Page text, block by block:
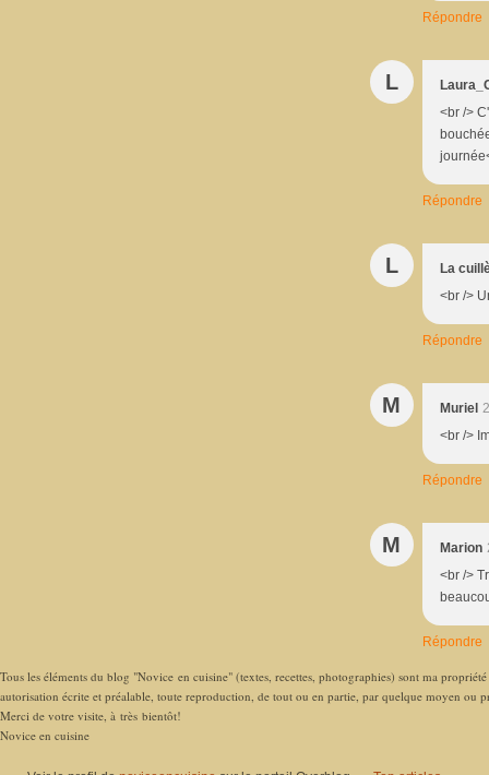
Répondre
L
<br />
Répondre
L
La
<br />
Répondre
M Muriel
<br />
Répondre
M Marion
<br />
Répondre
Tous les éléments du blog "Novice en cuisine" (textes, recettes, photographies) sont ma
autorisation écrite et préalable, toute reproduction, de tout ou en partie, par quelque moyen ou
Merci de votre visite, à très bientôt!
Novice en cuisine